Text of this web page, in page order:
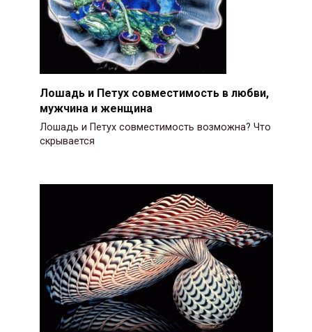
Лошадь и Петух совместимость в любви,
мужчина и женщина
Лошадь и Петух совместимость возможна? Что
скрывается